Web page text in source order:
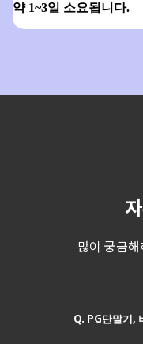
약 1~3일 소요됩니다.
많이 궁금
Q. PG단말기,